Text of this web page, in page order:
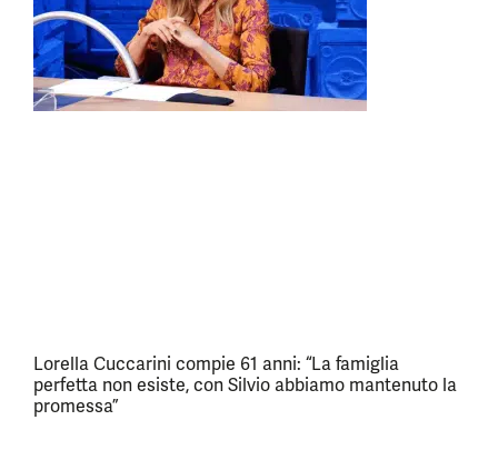
Lorella Cuccarini compie 61 anni: “La famiglia
perfetta non esiste, con Silvio abbiamo mantenuto la
promessa”